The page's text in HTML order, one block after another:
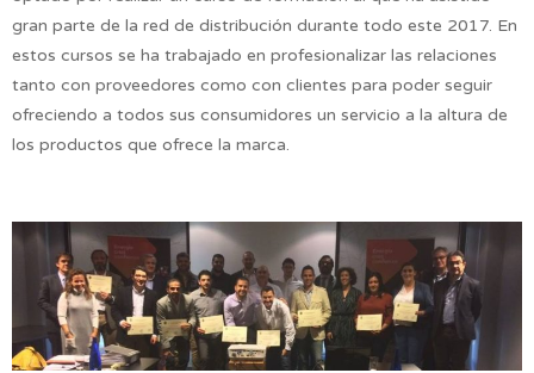
gran parte de la red de distribución durante todo este 2017. En
estos cursos se ha trabajado en profesionalizar las relaciones
tanto con proveedores como con clientes para poder seguir
ofreciendo a todos sus consumidores un servicio a la altura de
los productos que ofrece la marca.